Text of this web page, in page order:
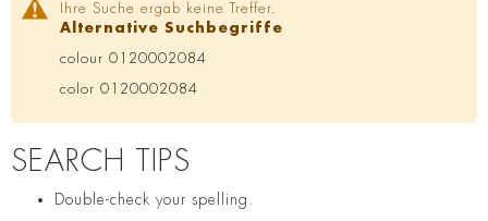
Ihre Suche ergab keine Treffer.
Alternative Suchbegriffe
colour 0120002084
color 0120002084
SEARCH TIPS
Double-check your spelling.